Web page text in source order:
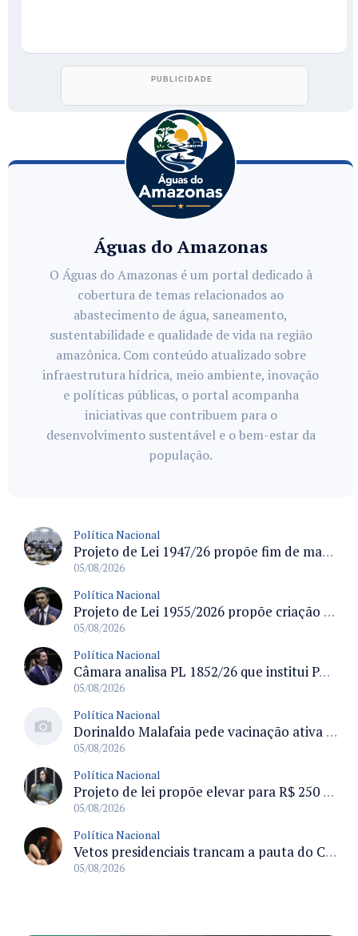
Águas do Amazonas
O Águas do Amazonas é um portal dedicado à
cobertura de temas relacionados ao
abastecimento de água, saneamento,
sustentabilidade e qualidade de vida na região
amazônica. Com conteúdo atualizado sobre
infraestrutura hídrica, meio ambiente, inovação
e políticas públicas, o portal acompanha
iniciativas que contribuem para o
desenvolvimento sustentável e o bem-estar da
população.
Política Nacional
Projeto de Lei 1947/26 propõe fim de margens para cartão de crédito e consignado do INSS
05/08/2026
Política Nacional
Projeto de Lei 1955/2026 propõe criação de geração livre de fumo ao restringir venda de vapes a nascidos desde 1º de janeiro de 2009
05/08/2026
Política Nacional
Câmara analisa PL 1852/26 que institui Política Nacional de Gestão de Desempenho e Eficiência para servidores públicos
05/08/2026
Política Nacional
Dorinaldo Malafaia pede vacinação ativa ao Ministério da Saúde para reverter queda na cobertura vacinal no Brasil
05/08/2026
Política Nacional
Projeto de lei propõe elevar para R$ 250 mil limite de isenção do IPI para pessoas com deficiência e autismo
05/08/2026
Política Nacional
Vetos presidenciais trancam a pauta do Congresso com 87 itens pendentes e incluem trechos do Orçamento de 2026
05/08/2026